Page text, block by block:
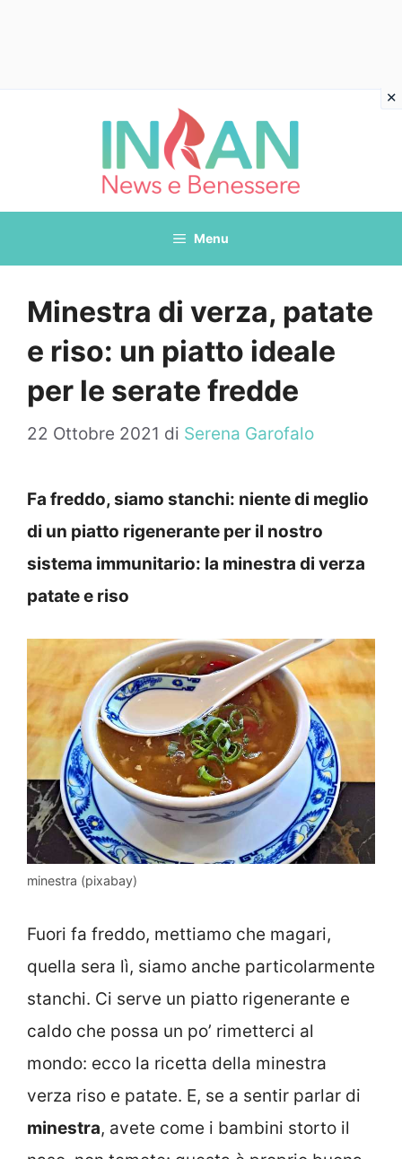
Menu
Minestra di verza, patate
e riso: un piatto ideale
per le serate fredde
22 Ottobre 2021 di Serena Garofalo
Fa freddo, siamo stanchi: niente di meglio
di un piatto rigenerante per il nostro
sistema immunitario: la minestra di verza
patate e riso
minestra (pixabay)
Fuori fa freddo, mettiamo che magari,
quella sera lì, siamo anche particolarmente
stanchi. Ci serve un piatto rigenerante e
caldo che possa un po’ rimetterci al
mondo: ecco la ricetta della minestra
verza riso e patate. E, se a sentir parlar di
minestra, avete come i bambini storto il